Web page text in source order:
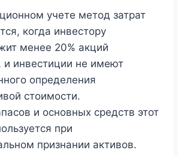
учете метод затрат
когда инвестору
менее 20% акций
и инвестиции не имеют
определения
стоимости.
и основных средств этот
при
признании активов.